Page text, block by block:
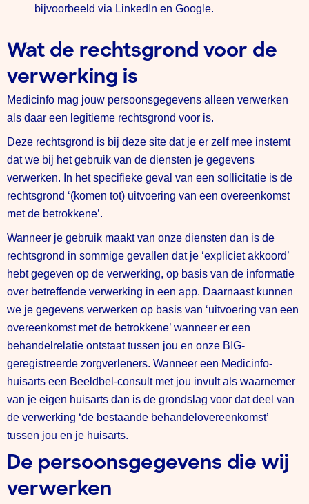
bijvoorbeeld via LinkedIn en Google.
Wat de rechtsgrond voor de
verwerking is
Medicinfo mag jouw persoonsgegevens alleen verwerken
als daar een legitieme rechtsgrond voor is.
Deze rechtsgrond is bij deze site dat je er zelf mee instemt
dat we bij het gebruik van de diensten je gegevens
verwerken. In het specifieke geval van een sollicitatie is de
rechtsgrond ‘(komen tot) uitvoering van een overeenkomst
met de betrokkene’.
Wanneer je gebruik maakt van onze diensten dan is de
rechtsgrond in sommige gevallen dat je ‘expliciet akkoord’
hebt gegeven op de verwerking, op basis van de informatie
over betreffende verwerking in een app. Daarnaast kunnen
we je gegevens verwerken op basis van ‘uitvoering van een
overeenkomst met de betrokkene’ wanneer er een
behandelrelatie ontstaat tussen jou en onze BIG-
geregistreerde zorgverleners. Wanneer een Medicinfo-
huisarts een Beeldbel-consult met jou invult als waarnemer
van je eigen huisarts dan is de grondslag voor dat deel van
de verwerking ‘de bestaande behandelovereenkomst’
tussen jou en je huisarts.
De persoonsgegevens die wij
verwerken